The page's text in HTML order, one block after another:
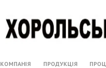
КОМПАНІЯ ПРОДУКЦІЯ